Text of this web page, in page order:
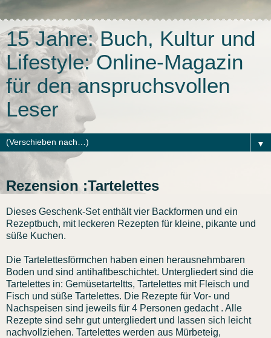
15 Jahre: Buch, Kultur und
Lifestyle: Online-Magazin
für den anspruchsvollen
Leser
▼
Rezension :Tartelettes
Dieses Geschenk-Set enthält vier Backformen und ein
Rezeptbuch, mit leckeren Rezepten für kleine, pikante und
süße Kuchen.
Die Tartelettesförmchen haben einen herausnehmbaren
Boden und sind antihaftbeschichtet. Untergliedert sind die
Tartelettes in: Gemüsetarteltts, Tartelettes mit Fleisch und
Fisch und süße Tartelettes. Die Rezepte für Vor- und
Nachspeisen sind jeweils für 4 Personen gedacht . Alle
Rezepte sind sehr gut untergliedert und lassen sich leicht
nachvollziehen. Tartelettes werden aus Mürbeteig,